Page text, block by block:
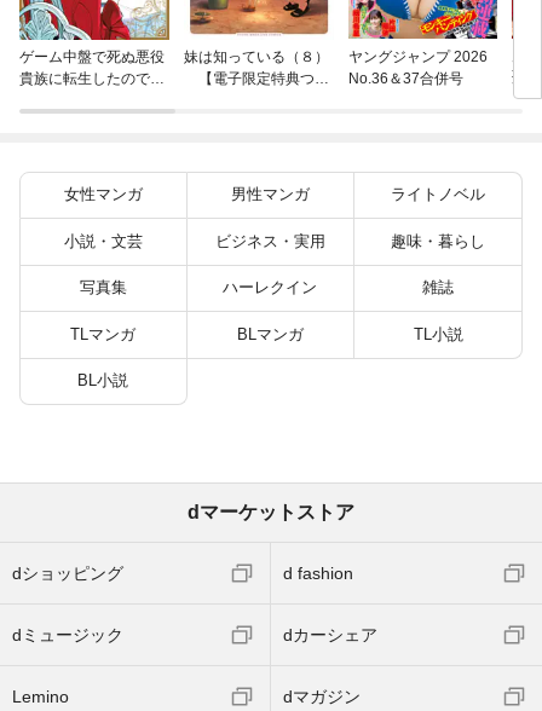
ゲーム中盤で死ぬ悪役
貴族に転生したので、
妹は知っている（８）
【電子限定特典つ
ヤングジャンプ 2026
No.36＆37合併号
聖
り
女性マンガ 男性マンガ ライトノベル
小説・文芸 ビジネス・実用 趣味・暮らし
写真集 ハーレクイン 雑誌
TLマンガ BLマンガ TL小説
BL小説
dマーケットストア
dショッピング d fashion
dミュージック dカーシェア
Lemino dマガジン